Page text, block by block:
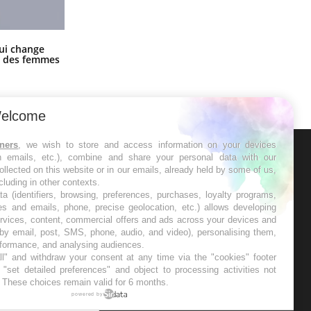
change
femmes
les semaines les meilleures
, we wish to store and access information on your devices
emails, etc.), combine and share your personal data with our
on this website or in our emails, already held by some of us,
in other contexts.
(identifiers, browsing, preferences, purchases, loyalty programs,
and emails, phone, precise geolocation, etc.) allows developing
content, commercial offers and ads across your devices and
email, post, SMS, phone, audio, and video), personalising them,
and analysing audiences.
and withdraw your consent at any time via the "cookies" footer
detailed preferences" and object to processing activities not
choices remain valid for 6 months.
powered by